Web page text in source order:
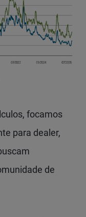
focamos
para dealer,
de